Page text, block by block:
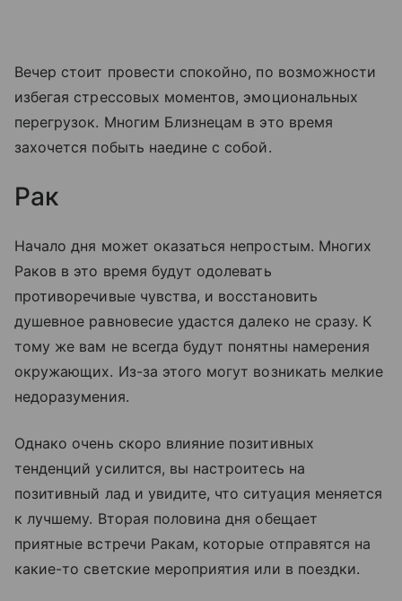
Вечер стоит провести спокойно, по возможности
избегая стрессовых моментов, эмоциональных
перегрузок. Многим Близнецам в это время
захочется побыть наедине с собой.
Рак
Начало дня может оказаться непростым. Многих
Раков в это время будут одолевать
противоречивые чувства, и восстановить
душевное равновесие удастся далеко не сразу. К
тому же вам не всегда будут понятны намерения
окружающих. Из-за этого могут возникать мелкие
недоразумения.
Однако очень скоро влияние позитивных
тенденций усилится, вы настроитесь на
позитивный лад и увидите, что ситуация меняется
к лучшему. Вторая половина дня обещает
приятные встречи Ракам, которые отправятся на
какие-то светские мероприятия или в поездки.